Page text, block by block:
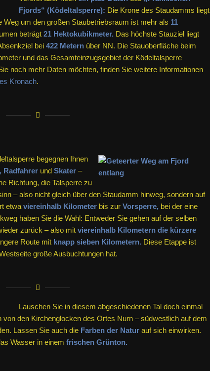
Fjords“ (Ködeltalsperre): Die Krone des Staudamms liegt
Weg um den großen Staubetriebsraum ist mehr als 11
beträgt 21 Hektokubikmeter. Das höchste Stauziel liegt
bei 422 Meternüber NN. Die Stauoberfläche beim
und das Gesamteinzugsgebiet der Ködeltalsperre
noch mehr Daten möchten, finden Sie weitere Informationen
Kronach.
begegnen Ihnen
Radfahrerund Skater–
Richtung, die Talsperre zu
– also nicht gleich über den Staudamm hinweg, sondern auf
etwa viereinhalb Kilometerbis zur Vorsperre,bei der eine
haben Sie die Wahl: Entweder Sie gehen auf der selben
zurück – also mit viereinhalb Kilometern die kürzere
Route mit knapp sieben Kilometern. Diese Etappe ist
große Ausbuchtungen hat.
Lauschen Sie in diesem abgeschiedenen Tal doch einmal
von den Kirchenglocken des Ortes Nurn – südwestlich auf dem
Lassen Sie auch die Farben der Naturauf sich einwirken.
Wasser in einem frischen Grünton.